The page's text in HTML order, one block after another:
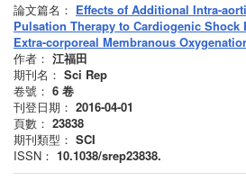
論文篇名： Effects of Additional Intra-
Pulsation Therapy to Cardiogenic Shock
Extra-corporeal Membranous
作者： 江福田
期刊名： Sci Rep
卷號： 6 卷
刊登日期： 2016-04-01
頁數： 23838
期刊類型： SCI
ISSN： 10.1038/srep23838.